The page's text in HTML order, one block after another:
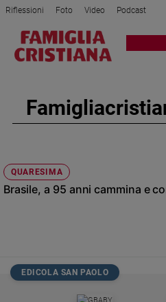
Attualità
Politica
Mondo
e
giustizia
Papa
Riflessioni Foto Video Podcast
Privacy Policy Chi siamo
Registrati Redazione
QUARESIMA
Brasile, a 95 anni cammina e
EDICOLA SAN PAOLO